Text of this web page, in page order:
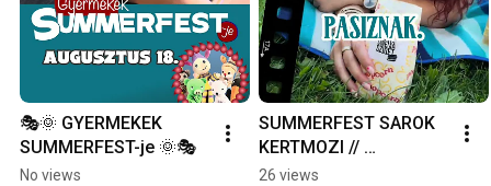
🎭🌞 GYERMEKEK
SUMMERFEST-je 🌞🎭
No views
SUMMERFEST SAROK
KERTMOZI //
MINDÖRÖKKÉ NYÁR
26 views